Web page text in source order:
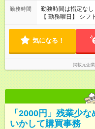
勤務時間
勤務時間は指定なし
【 勤務曜日】 シフト制
・ 9：00～20：00
気になる！
掲載元企
「2000円」残業少
いかして購買事務